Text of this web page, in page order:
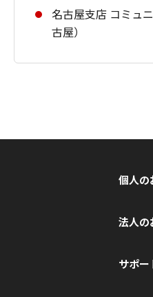
名古屋支店 コミュ
古屋）
個人の
法人の
サポー